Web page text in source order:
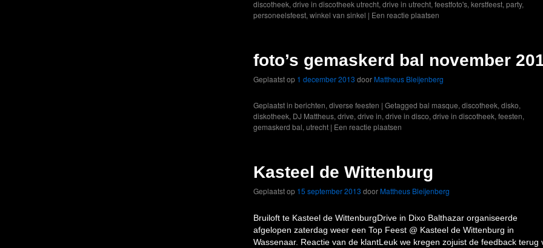
discotheek, drive in discotheek utrecht, drive in utrecht, feestfoto's, kerstfeest, party,
personeelsfeest, winkel van sinkel | Een reactie plaatsen
foto’s gemaskerd bal november
Geplaatst op 1 december 2013 door Mattheus Bleijenberg
Geplaatst in berichten, diverse feesten | Getagged bal masque, discotheek, disko,
diskotheek, DJ Mattheus, drive, drive in, drive in disco, drive in discotheek, feesten,
gemaskerd bal, utrecht | Een reactie plaatsen
Kasteel de Wittenburg
Geplaatst op 15 september 2013 door Mattheus Bleijenberg
Bruiloft te Kasteel de WittenburgDrive in Dixo Balthazar organiseerde
afgelopen zaterdag weer een Top Feest @ Kasteel de Wittenburg in
Wassenaar. Reactie van de klantLeuk we kregen zojuist de feedback terug